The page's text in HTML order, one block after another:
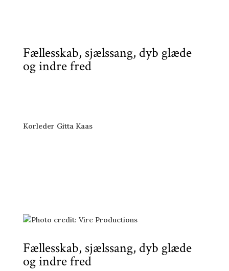
Fællesskab, sjælssang, dyb glæde
og indre fred
Korleder Gitta Kaas
Fællesskab, sjælssang, dyb glæde
og indre fred